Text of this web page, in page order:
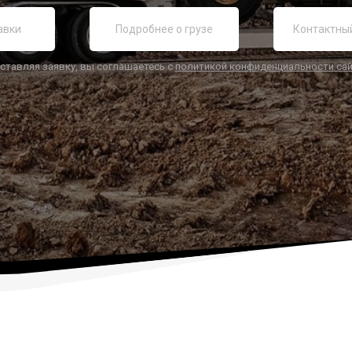
заявку, вы соглашаетесь сполитикой конфиденциальности